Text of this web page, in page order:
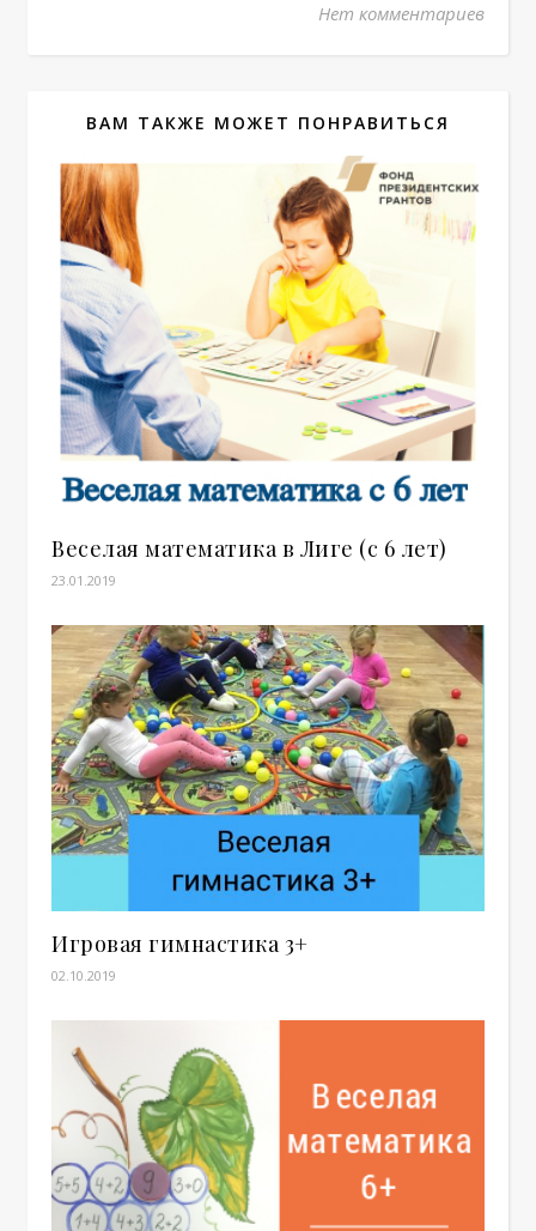
Нет комментариев
ВАМ ТАКЖЕ МОЖЕТ ПОНРАВИТЬСЯ
Веселая математика в Лиге (с 6 лет)
23.01.2019
Игровая гимнастика 3+
02.10.2019